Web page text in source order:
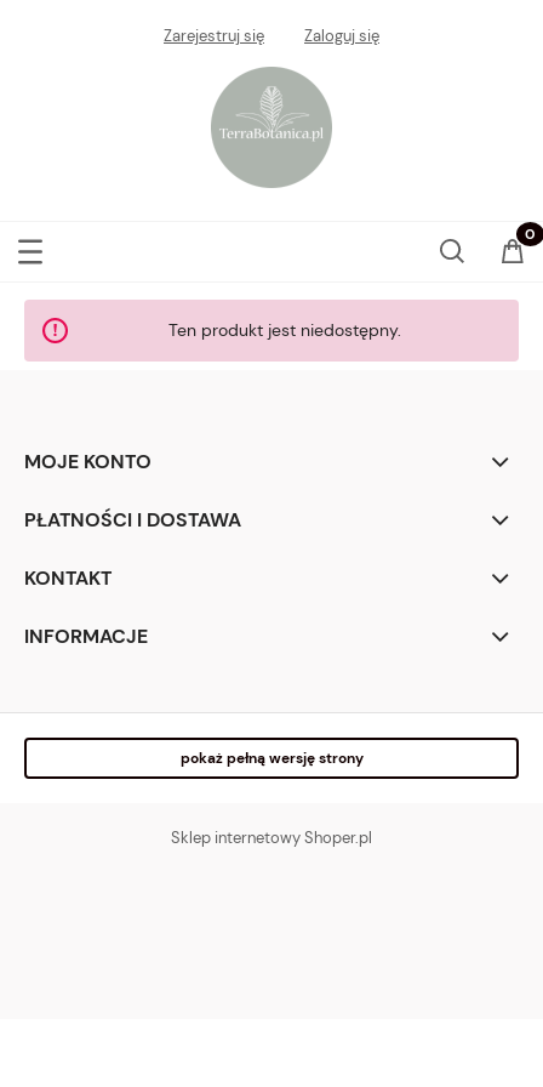
Zarejestruj się Zaloguj się
Ten produkt jest niedostępny.
MOJE KONTO
PŁATNOŚCI I DOSTAWA
KONTAKT
INFORMACJE
pokaż pełną wersję strony
Sklep internetowy Shoper.pl